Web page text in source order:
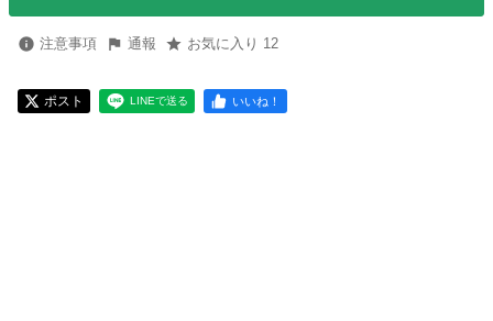
注意事項 通報 お気に入り 12
ポスト LINEで送る いいね！